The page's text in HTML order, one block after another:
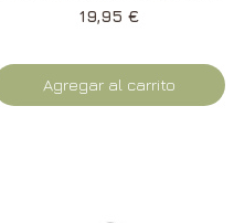
Precio
19,95 €
Agregar al carrito